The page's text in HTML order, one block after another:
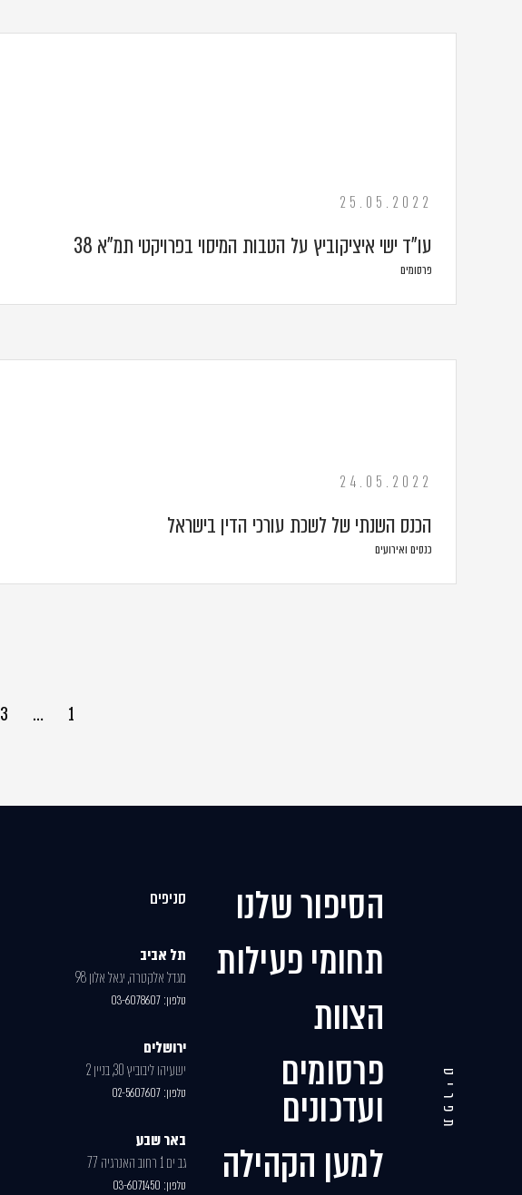
25.05.2022
עו"ד ישי איציקוביץ על הטבות המיסוי בפרויקטי תמ"א 38
פרסומים
24.05.2022
הכנס השנתי של לשכת עורכי הדין בישראל
כנסים ואירועים
1
…
תפריט
הסיפור שלנו
תחומי פעילות
הצוות
פרסומים
ועדכונים
למען הקהילה
סניפים
תל אביב
מגדל אלקטרה, יגאל אלון 98
טלפון: 03-6078607
ירושלים
ישעיהו ליבוביץ 30, בניין 2
טלפון: 02-5607607
באר שבע
גב ים 1 רחוב האנרגיה 77
טלפון: 03-6071450